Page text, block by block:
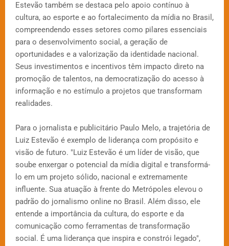
Estevão também se destaca pelo apoio contínuo à
cultura, ao esporte e ao fortalecimento da mídia no Brasil,
compreendendo esses setores como pilares essenciais
para o desenvolvimento social, a geração de
oportunidades e a valorização da identidade nacional.
Seus investimentos e incentivos têm impacto direto na
promoção de talentos, na democratização do acesso à
informação e no estímulo a projetos que transformam
realidades.
Para o jornalista e publicitário Paulo Melo, a trajetória de
Luiz Estevão é exemplo de liderança com propósito e
visão de futuro. "Luiz Estevão é um líder de visão, que
soube enxergar o potencial da mídia digital e transformá-
lo em um projeto sólido, nacional e extremamente
influente. Sua atuação à frente do Metrópoles elevou o
padrão do jornalismo online no Brasil. Além disso, ele
entende a importância da cultura, do esporte e da
comunicação como ferramentas de transformação
social. É uma liderança que inspira e constrói legado",